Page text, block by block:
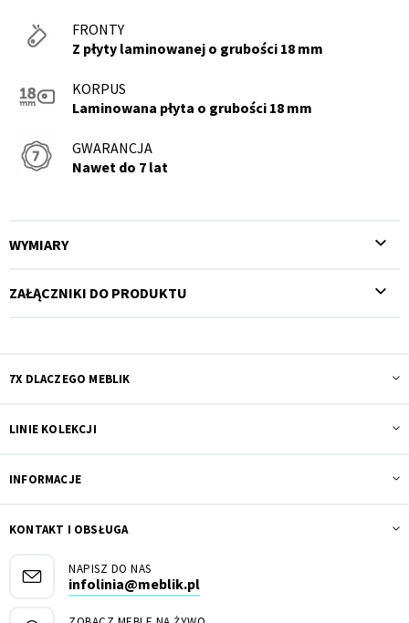
FRONTY
Z płyty laminowanej o grubości 18 mm
KORPUS
Laminowana płyta o grubości 18 mm
GWARANCJA
Nawet do 7 lat
WYMIARY
ZAŁĄCZNIKI DO PRODUKTU
7X DLACZEGO MEBLIK
LINIE KOLEKCJI
INFORMACJE
KONTAKT I OBSŁUGA
NAPISZ DO NAS
infolinia@meblik.pl